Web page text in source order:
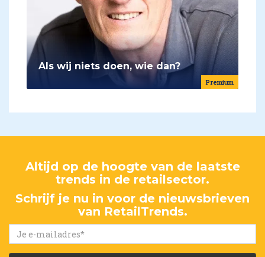
Premium
Als wij niets doen, wie dan?
Altijd op de hoogte van de laatste
trends in de retailsector.
Schrijf je nu in voor de nieuwsbrieven
van RetailTrends.